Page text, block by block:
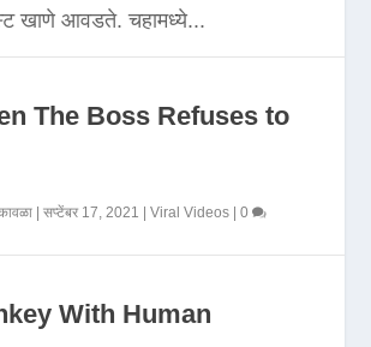
खाणे आवडते. चहामध्ये...
The Boss Refuses to
|सप्टेंबर 17, 2021 |Viral Videos |0
With Human